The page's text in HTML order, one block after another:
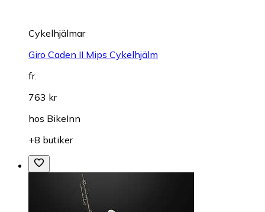
Cykelhjälmar
Giro Caden II Mips Cykelhjälm
fr.
763 kr
hos BikeInn
+8 butiker